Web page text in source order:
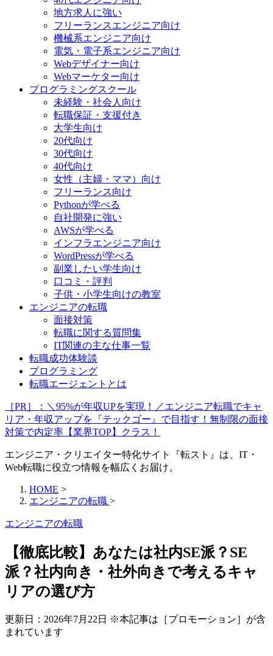
地方求人に強い
フリーランスエンジニア向け
機械系エンジニア向け
電気・電子系エンジニア向け
Webデザイナー向け
Webマーケター向け
プログラミングスクール
未経験・社会人向け
転職保証・支援付き
大学生向け
20代向け
30代向け
40代向け
女性（主婦・ママ）向け
フリーランス向け
Pythonが学べる
自社開発に強い
AWSが学べる
インフラエンジニア向け
WordPressが学べる
副業したい学生向け
口コミ・評判
子供・小学生向けの教室
エンジニアの転職
面接対策
転職に関する質問集
IT関連の主な仕事一覧
転職成功体験談
プログラミング
転職エージェントとは
［PR］：＼95%が年収UPを実現！／エンジニア転職でキャ
リア・年収アップを『テックゴー』で目指す！無制限の面接
対策で内定率【業界TOP】クラス！
エンジニア・クリエイター特化サイト『転スト』は、IT・
Web転職に役立つ情報を幅広くお届け。
HOME >
エンジニアの転職 >
エンジニアの転職
【徹底比較】あなたは社内SE派？SE
派？社内向き・社外向きで考えるキャ
リアの選び方
更新日： 2026年7月22日 ※本記事は［プロモーション］が含
まれています